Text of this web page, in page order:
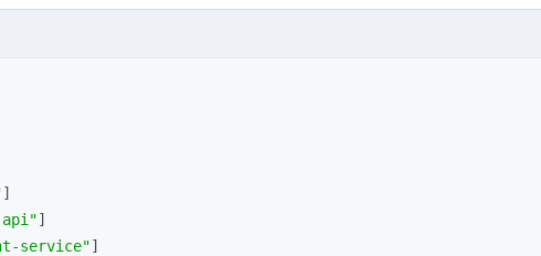
]
]
service"]